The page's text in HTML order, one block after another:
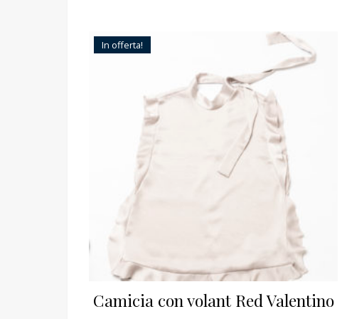
In offerta!
Camicia con volant Red Valentino